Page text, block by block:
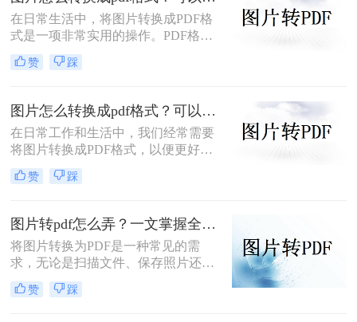
进行高质量的打印。面对图片转PDF
后模糊/不清晰怎么办这一难题，很多
在日常生活中，将图片转换成PDF格
式是一项非常实用的操作。PDF格式
因其跨平台兼容性、格式固定性和易
于分享打印等特点，被广泛应用于各
怎么转换成pdf格式呢？本文将介绍三
种将图片转换成PDF格式的方法。
赞 踩
图片怎么转换成pdf格式？可以试试这4个转换方法！
在日常工作和生活中，我们经常需要
将图片转换成PDF格式，以便更好地
分享、保存或打印。那么图片怎么转
换成pdf格式呢？本文将介绍四种将图
赞 踩
图片转pdf怎么弄？一文掌握全平台方法！
将图片转换为PDF是一种常见的需
求，无论是扫描文件、保存照片还是
整理资料，PDF格式都能更好地保证
内容的完整性和兼容性。那么图片转
赞 踩